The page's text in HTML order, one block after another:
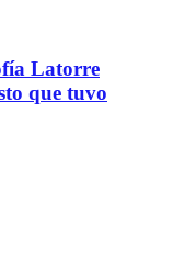
Latorre
que tuvo